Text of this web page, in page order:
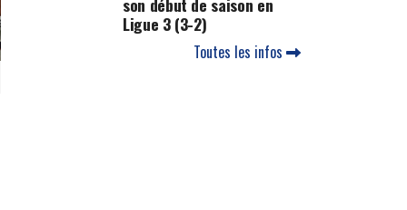
Ligue 3 (3-2)
Toutes les infos